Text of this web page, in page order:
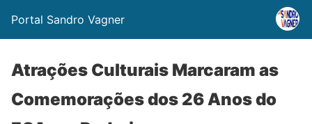
Portal Sandro Vagner
Atrações Culturais Marcaram as
Comemorações dos 26 Anos do